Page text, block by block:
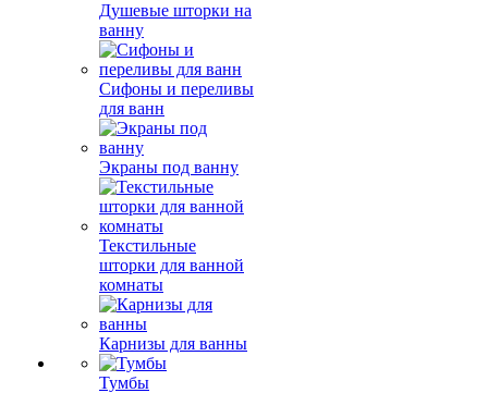
Душевые шторки на
ванну
Сифоны и переливы
для ванн
Экраны под ванну
Текстильные
шторки для ванной
комнаты
Карнизы для ванны
Тумбы